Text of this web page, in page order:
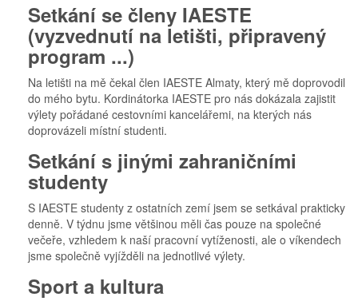
Setkání se členy IAESTE
(vyzvednutí na letišti, připravený
program ...)
Na letišti na mě čekal člen IAESTE Almaty, který mě doprovodil
do mého bytu. Kordinátorka IAESTE pro nás dokázala zajistit
výlety pořádané cestovními kancelářemi, na kterých nás
doprovázeli místní studenti.
Setkání s jinými zahraničními
studenty
S IAESTE studenty z ostatních zemí jsem se setkával prakticky
denně. V týdnu jsme většinou měli čas pouze na společné
večeře, vzhledem k naší pracovní vytíženosti, ale o víkendech
jsme společně vyjížděli na jednotlivé výlety.
Sport a kultura